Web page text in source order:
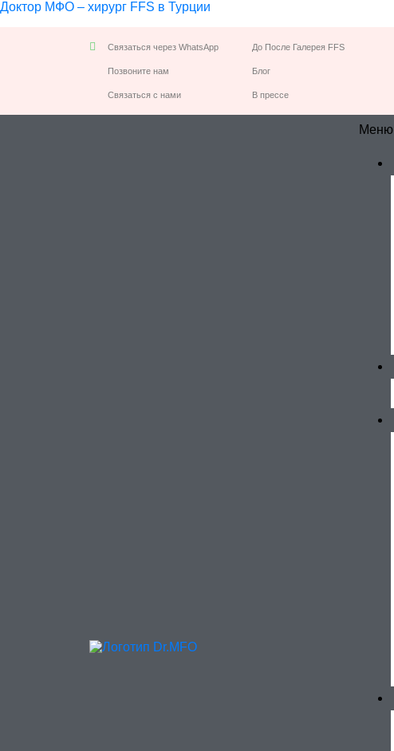
Доктор МФО – хирург FFS в Турции
Связаться через WhatsApp
Позвоните нам
Связаться с нами
До После Галерея FFS
Блог
В прессе
Меню